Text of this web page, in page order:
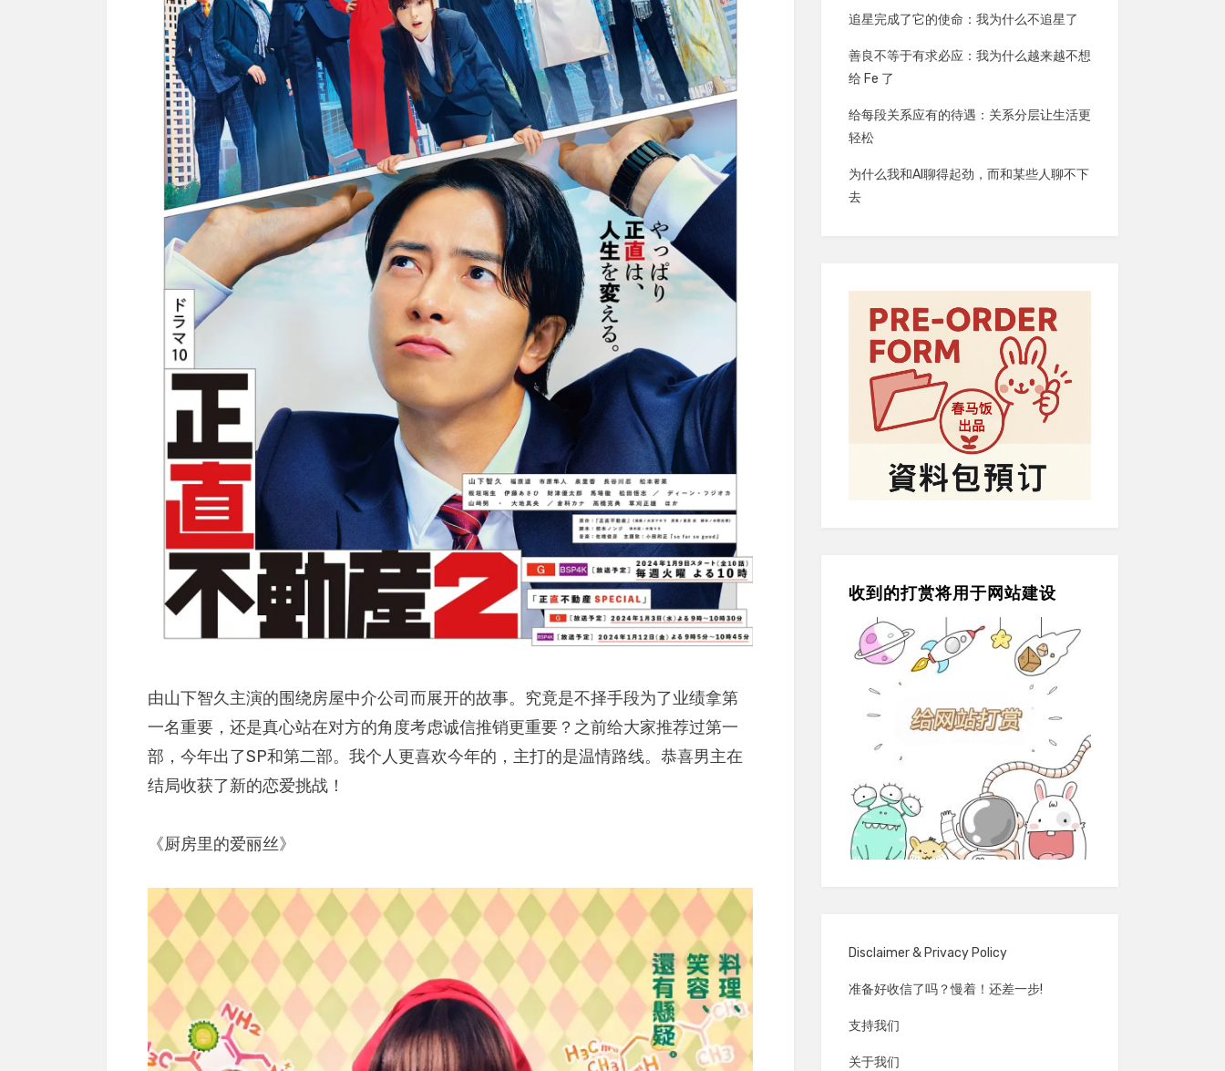
由山下智久主演的围绕房屋中介公司而展开的故事。究竟是不择手段为了业绩拿第
一名重要，还是真心站在对方的角度考虑诚信推销更重要？之前给大家推荐过第一
部，今年出了SP和第二部。我个人更喜欢今年的，主打的是温情路线。恭喜男主在
结局收获了新的恋爱挑战！
《厨房里的爱丽丝》
追星完成了它的使命：我为什么不追星了
善良不等于有求必应：我为什么越来越不想
给 Fe 了
给每段关系应有的待遇：关系分层让生活更
轻松
为什么我和AI聊得起劲，而和某些人聊不下
去
收到的打赏将用于网站建设
Disclaimer & Privacy Policy
准备好收信了吗？慢着！还差一步!
支持我们
关于我们